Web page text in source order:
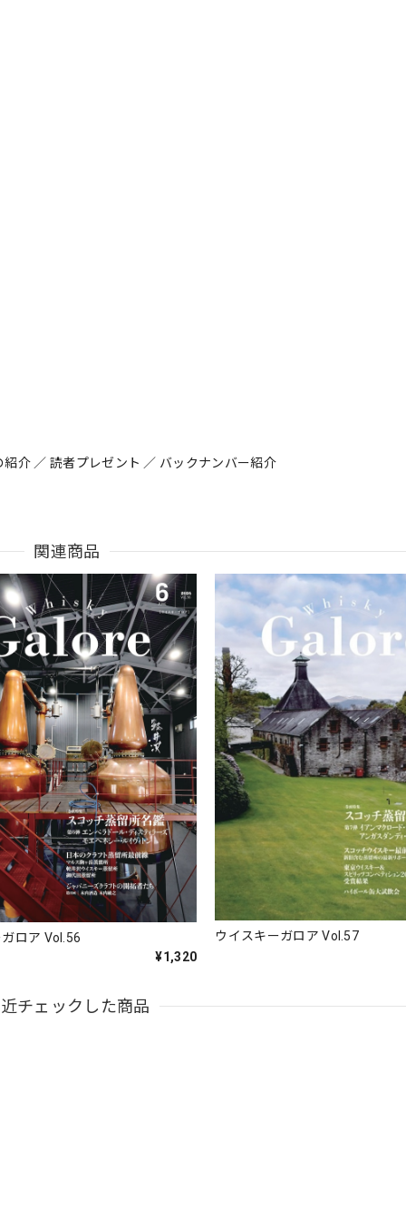
介 ／ 読者プレゼント ／ バックナンバー紹介
関連商品
ロア Vol.56
¥1,320
ウイスキーガロア Vol.57
チェックした商品